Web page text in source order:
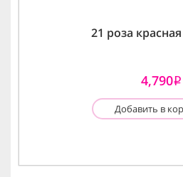
21 роза
4,790i
Добавить в